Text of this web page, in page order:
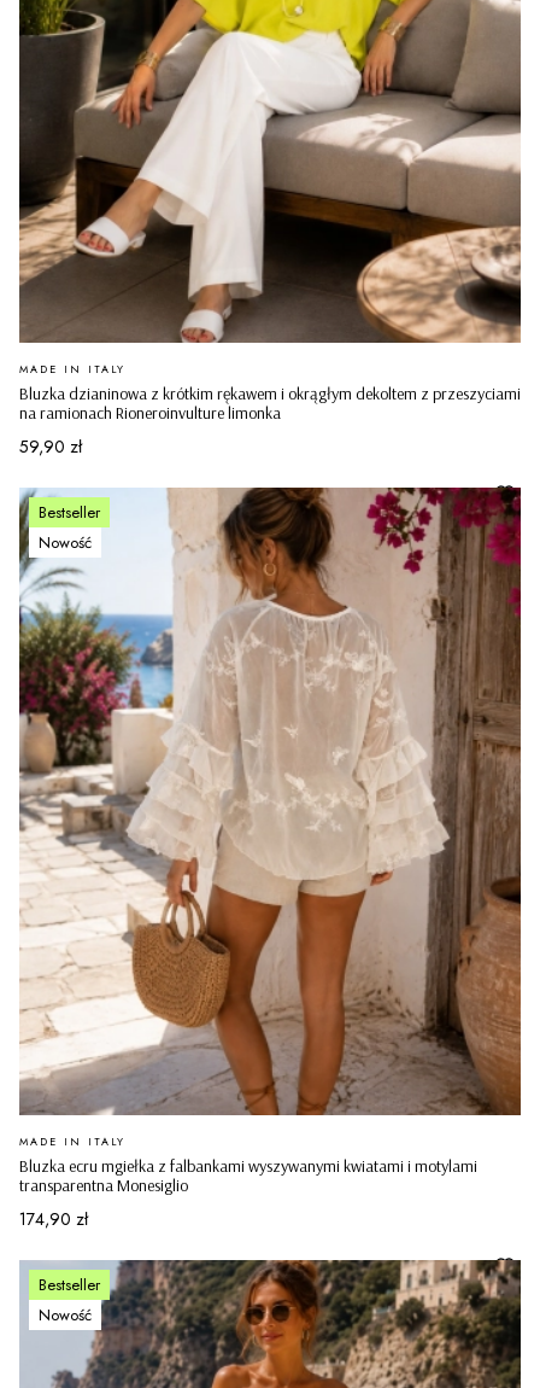
Bluzka dzianinowa z krótkim rękawem i okrągłym dekoltem z przeszyciami
na ramionach Rioneroinvulture limonka
PRODUCENT
MADE IN ITALY
Cena
59,90 zł
Bestseller
Nowość
Bluzka ecru mgiełka z falbankami wyszywanymi kwiatami i motylami
transparentna Monesiglio
PRODUCENT
MADE IN ITALY
Cena
174,90 zł
Bestseller
Nowość